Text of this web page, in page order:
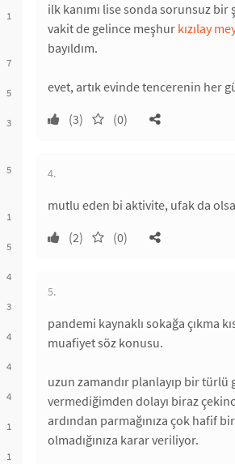
1
7
5
3
5
1
5
4
3
4
4
4
1
1
ilk kanımı lise sonda sorunsuz
vakit de gelince meşhur kızılay
bayıldım.
evet, artık evinde tencerenin her
(3)
(0)
4.
mutlu eden bi aktivite, ufak da
(2)
(0)
5.
pandemi kaynaklı sokağa çıkma
muafiyet söz konusu.
uzun zamandır planlayıp bir
vermediğimden dolayı biraz
ardından parmağınıza çok hafif
olmadığınıza karar veriliyor.